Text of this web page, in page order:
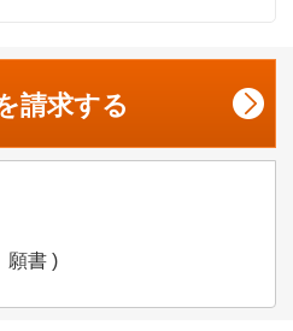
請求する
願書 )